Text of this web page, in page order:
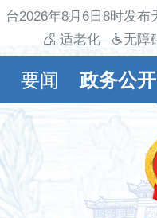
2026年8月6日8时发
适老化
无障
要闻 政务公开